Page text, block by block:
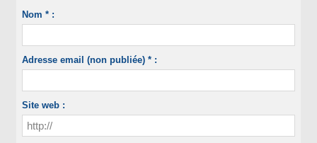
Nom * :
Adresse email (non publiée) * :
Site web :